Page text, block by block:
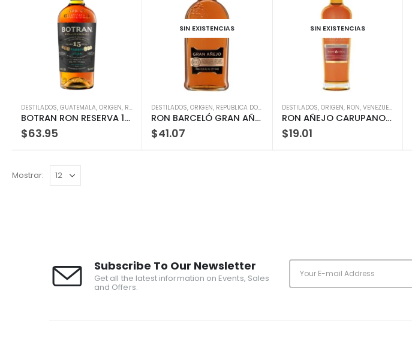
DESTILADOS, GUATEMALA, ORIGEN, RON
BOTRAN RON RESERVA 15 SOLERA 750ML
$63.95
SIN EXISTENCIAS
DESTILADOS,ORIGEN, REPUBLICA DOMINICANA ,RON
RON BARCELÓ GRAN AÑEJO 750 ML
$41.07
SIN EXISTENCIAS
DESTILADOS, ORIGEN, RON, VENEZUELA
RON AÑEJO CARUPANO RESERVA 6 AÑOS 750ML
$19.01
Mostrar:
Subscribe To Our Newsletter
Get all the latest information on Events, Sales
and Offers.